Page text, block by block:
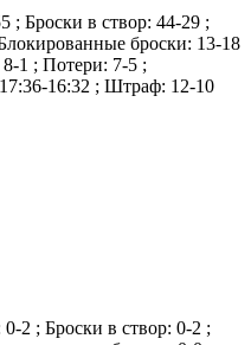
; Броски в створ: 44-29 ;
броски: 13-18
1 ; Потери: 7-5 ;
16:32 ; Штраф: 12-10
0-2 ; Броски в створ: 0-2 ;